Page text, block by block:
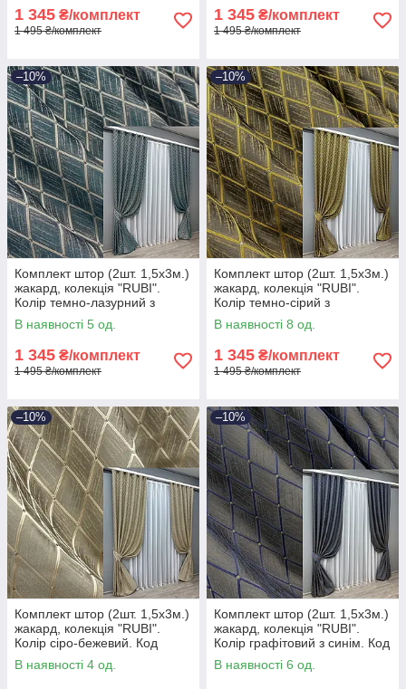
1 345 ₴/комплект
1 495 ₴/комплект
1 345 ₴/комплект
1 495 ₴/комплект
–10%
Комплект штор (2шт. 1,5х3м.)
жакард, колекція "RUBI".
Колір темно-лазурний з
молочним. Код 1761ш 33-
0721
В наявності 5 од.
1 345 ₴/комплект
1 495 ₴/комплект
–10%
Комплект штор (2шт. 1,5х3м.)
жакард, колекція "RUBI".
Колір темно-сірий з
золотистим. Код 1757ш 33-
0722
В наявності 8 од.
1 345 ₴/комплект
1 495 ₴/комплект
–10%
Комплект штор (2шт. 1,5х3м.)
жакард, колекція "RUBI".
Колір сіро-бежевий. Код
1760ш 33-0719
В наявності 4 од.
–10%
Комплект штор (2шт. 1,5х3м.)
жакард, колекція "RUBI".
Колір графітовий з синім. Код
1756ш 33-0714
В наявності 6 од.